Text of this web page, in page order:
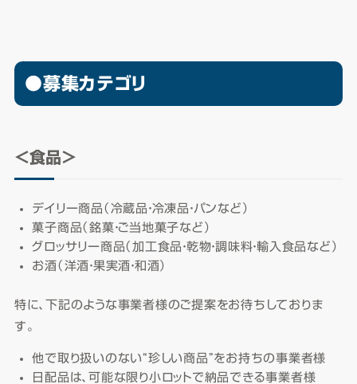
●募集カテゴリ
＜食品＞
デイリー商品（冷蔵品・冷凍品・パンなど）
菓子商品（銘菓・ご当地菓子など）
グロッサリー商品（加工食品・乾物・調味料・輸入食品など）
お酒（洋酒・果実酒・和酒）
特に、下記のような事業者様のご提案をお待ちしておりま
す。
他で取り扱いのない“珍しい商品”をお持ちの事業者様
日配品は、可能な限り小ロットで納品できる事業者様